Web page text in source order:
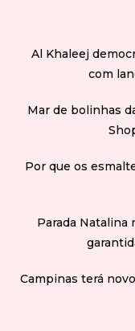
Al Khaleej
com
Mar de bolinhas
Por que os
Parada Natalina
Campinas terá